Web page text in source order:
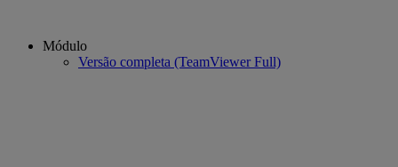
Módulo
Versão completa (TeamViewer Full)